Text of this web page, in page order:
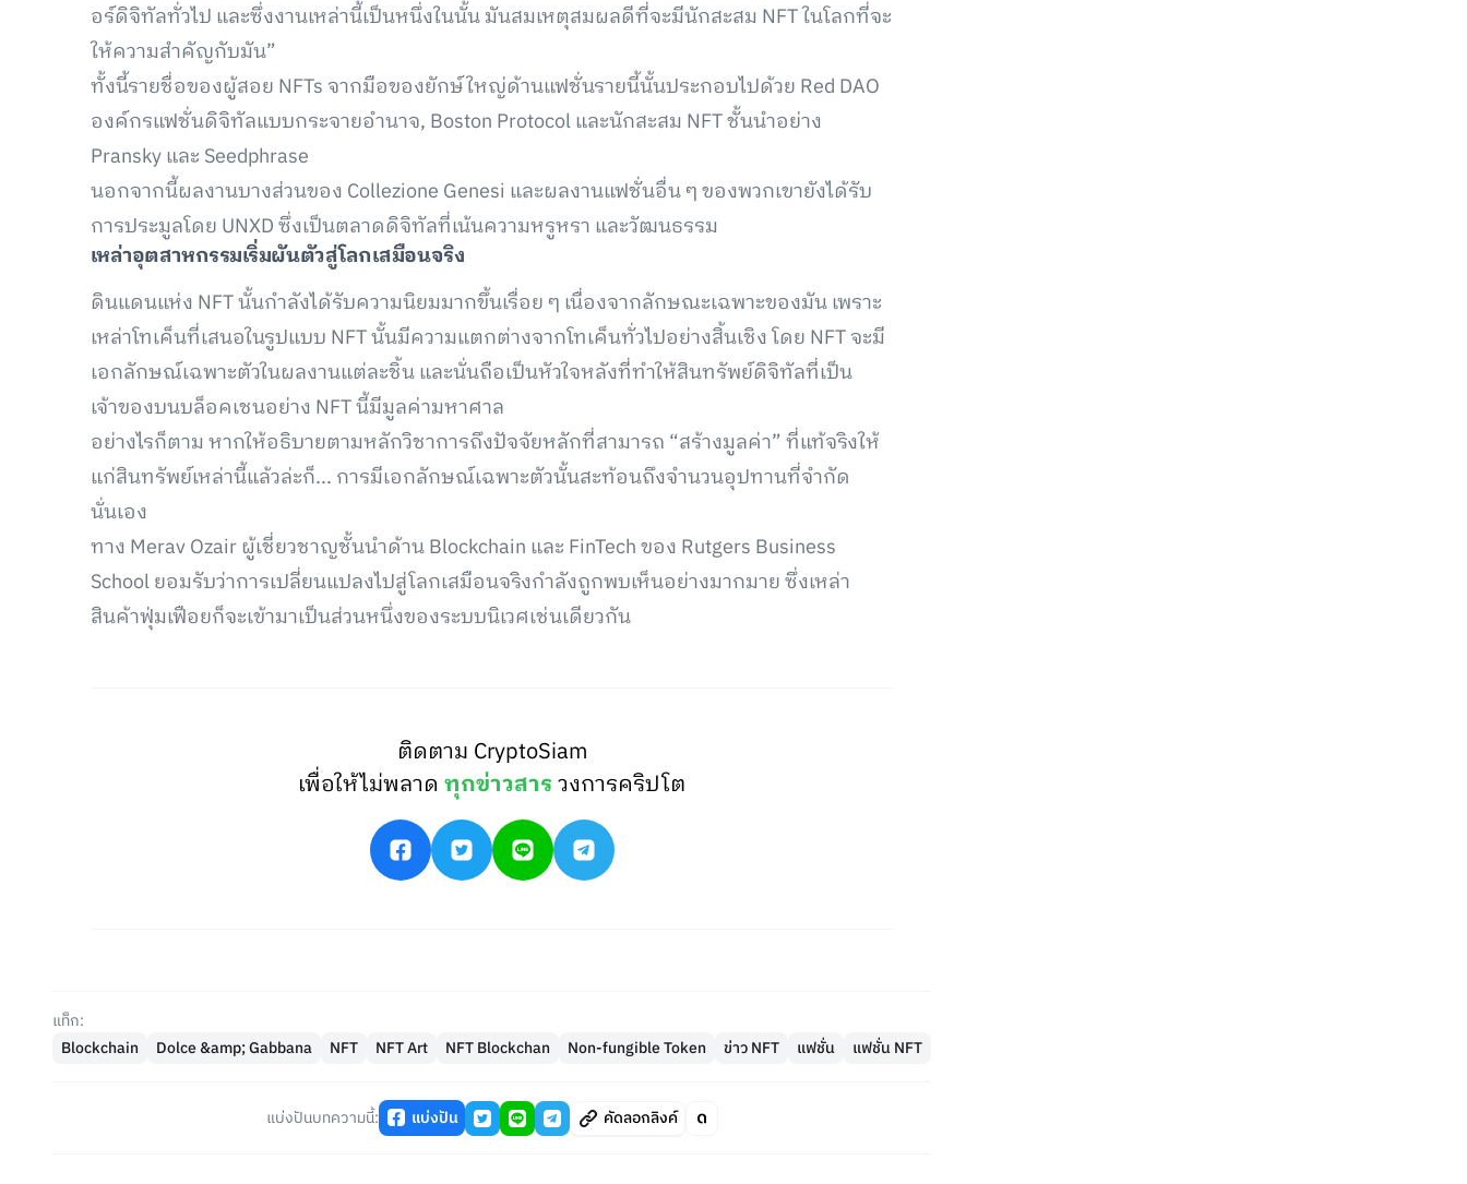
อร์ดิจิทัลทั่วไป และซึ่งงานเหล่านี้เป็นหนึ่งในนั้น มันสมเหตุสมผลดีที่จะมีนักสะสม NFT ในโลกที่จะ
ให้ความสำคัญกับมัน”
ทั้งนี้รายชื่อของผู้สอย NFTs จากมือของยักษ์ใหญ่ด้านแฟชั่นรายนี้นั้นประกอบไปด้วย Red DAO
องค์กรแฟชั่นดิจิทัลแบบกระจายอำนาจ, Boston Protocol และนักสะสม NFT ชั้นนำอย่าง
Pransky และ Seedphrase
นอกจากนี้ผลงานบางส่วนของ Collezione Genesi และผลงานแฟชั่นอื่น ๆ ของพวกเขายังได้รับ
การประมูลโดย UNXD ซึ่งเป็นตลาดดิจิทัลที่เน้นความหรูหรา และวัฒนธรรม
เหล่าอุตสาหกรรมเริ่มผันตัวสู่โลกเสมือนจริง
ดินแดนแห่ง NFT นั้นกำลังได้รับความนิยมมากขึ้นเรื่อย ๆ เนื่องจากลักษณะเฉพาะของมัน เพราะ
เหล่าโทเค็นที่เสนอในรูปแบบ NFT นั้นมีความแตกต่างจากโทเค็นทั่วไปอย่างสิ้นเชิง โดย NFT จะมี
เอกลักษณ์เฉพาะตัวในผลงานแต่ละชิ้น และนั่นถือเป็นหัวใจหลังที่ทำให้สินทรัพย์ดิจิทัลที่เป็น
เจ้าของบนบล็อคเชนอย่าง NFT นี้มีมูลค่ามหาศาล
อย่างไรก็ตาม หากให้อธิบายตามหลักวิชาการถึงปัจจัยหลักที่สามารถ “สร้างมูลค่า” ที่แท้จริงให้
แก่สินทรัพย์เหล่านี้แล้วล่ะก็... การมีเอกลักษณ์เฉพาะตัวนั้นสะท้อนถึงจำนวนอุปทานที่จำกัด
นั่นเอง
ทาง Merav Ozair ผู้เชี่ยวชาญชั้นนำด้าน Blockchain และ FinTech ของ Rutgers Business
School ยอมรับว่าการเปลี่ยนแปลงไปสู่โลกเสมือนจริงกำลังถูกพบเห็นอย่างมากมาย ซึ่งเหล่า
สินค้าฟุ่มเฟือยก็จะเข้ามาเป็นส่วนหนึ่งของระบบนิเวศเช่นเดียวกัน
ติดตาม CryptoSiam
เพื่อให้ไม่พลาดทุกข่าวสารวงการคริปโต
แท็ก:
Blockchain
Dolce &amp; Gabbana NFT NFT Art NFT Blockchan Non-fungible Token ข่าว NFT แฟชั่น แฟชั่น NFT
แบ่งปันบทความนี้: แบ่งปัน คัดลอกลิงค์